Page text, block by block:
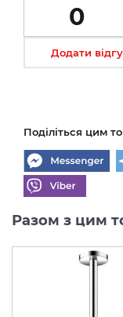
0
Додати
Поділіться цим
Разом з цим